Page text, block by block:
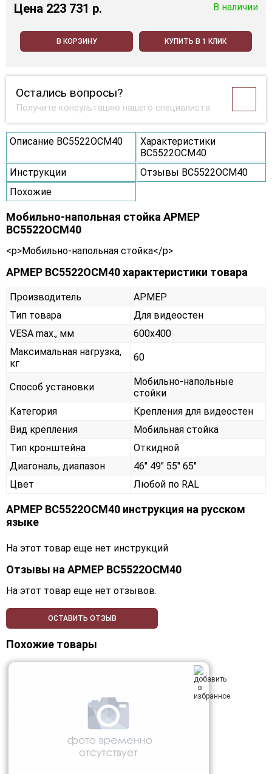
Цена 223 731 p. В наличии
В КОРЗИНУ КУПИТЬ В 1 КЛИК
Остались вопросы?
Получите консультацию нашего специалиста
Описание ВС5522ОСМ40
Характеристики
ВС5522ОСМ40
Инструкции
Отзывы ВС5522ОСМ40
Похожие
Мобильно-напольная стойка АРМЕР
ВС5522ОСМ40
<p>Мобильно-напольная стойка</p>
АРМЕР ВС5522ОСМ40 характеристики товара
Производитель
АРМЕР
Тип товара
Для видеостен
VESA max., мм
600х400
Максимальная нагрузка,
кг
60
Способ установки
Мобильно-напольные
стойки
Категория
Крепления для видеостен
Вид крепления
Мобильная стойка
Тип кронштейна
Откидной
Диагональ, диапазон
46" 49" 55" 65"
Цвет
Любой по RAL
АРМЕР ВС5522ОСМ40 инструкция на русском
языке
На этот товар еще нет инструкций
Отзывы на АРМЕР ВС5522ОСМ40
На этот товар еще нет отзывов.
ОСТАВИТЬ ОТЗЫВ
Похожие товары